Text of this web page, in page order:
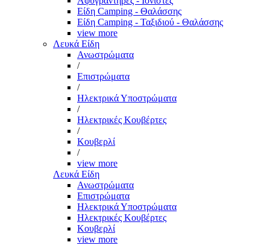
Είδη Camping - Θαλάσσης
Είδη Camping - Ταξιδιού - Θαλάσσης
view more
Λευκά Είδη
Ανωστρώματα
/
Επιστρώματα
/
Ηλεκτρικά Υποστρώματα
/
Ηλεκτρικές Κουβέρτες
/
Κουβερλί
/
view more
Λευκά Είδη
Ανωστρώματα
Επιστρώματα
Ηλεκτρικά Υποστρώματα
Ηλεκτρικές Κουβέρτες
Κουβερλί
view more